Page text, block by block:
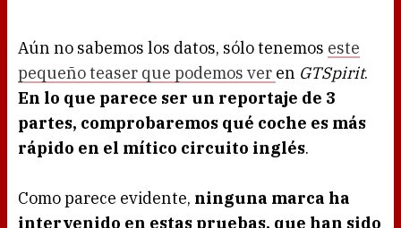
Aún no sabemos los datos, sólo tenemos este
pequeño teaser que podemos ver en GTSpirit.
En lo que parece ser un reportaje de 3
partes, comprobaremos qué coche es más
rápido en el mítico circuito inglés.
Como parece evidente, ninguna marca ha
intervenido en estas pruebas, que han sido